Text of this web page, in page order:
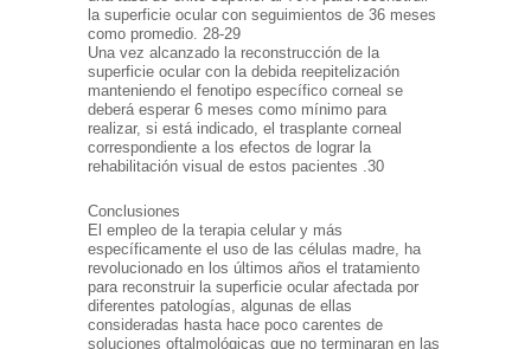
la superficie ocular con seguimientos de 36 meses
como promedio. 28-29
Una vez alcanzado la reconstrucción de la
superficie ocular con la debida reepitelización
manteniendo el fenotipo específico corneal se
deberá esperar 6 meses como mínimo para
realizar, si está indicado, el trasplante corneal
correspondiente a los efectos de lograr la
rehabilitación visual de estos pacientes .30
Conclusiones
El empleo de la terapia celular y más
específicamente el uso de las células madre, ha
revolucionado en los últimos años el tratamiento
para reconstruir la superficie ocular afectada por
diferentes patologías, algunas de ellas
consideradas hasta hace poco carentes de
soluciones oftalmológicas que no terminaran en las